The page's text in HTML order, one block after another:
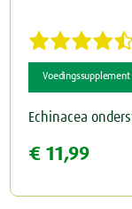
Voedingssupplement
Echinacea
€ 11,99